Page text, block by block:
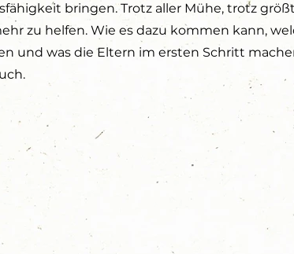
bringen. Trotz aller Mühe, trotz
zu helfen. Wie es dazu kommen kann,
und was die Eltern im ersten Schritt